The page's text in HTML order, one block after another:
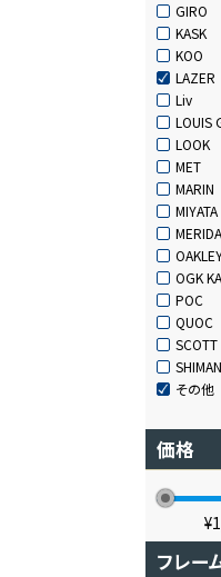
GIRO
KASK
KOO
LAZER
Liv
LOUIS
LOOK
MET
MARIN
MIYATA
MERIDA
OGK
POC
QUOC
SCOTT
その他
価格
フレー